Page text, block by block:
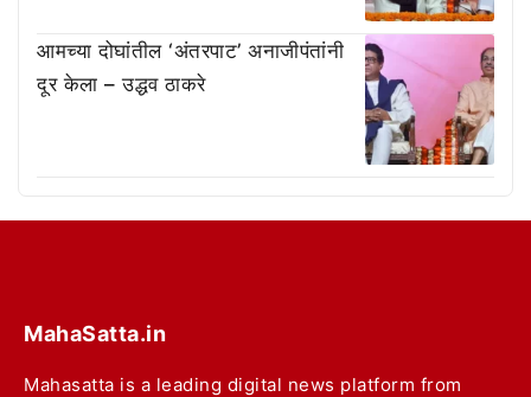
आमच्या दोघांतील ‘अंतरपाट’ अनाजीपंतांनी
दूर केला – उद्धव ठाकरे
MahaSatta.in
Mahasatta is a leading digital news platform from